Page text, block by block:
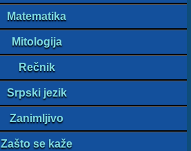
Matematika
Mitologija
Rečnik
Srpski jezik
Zanimljivo
Zašto se kaže